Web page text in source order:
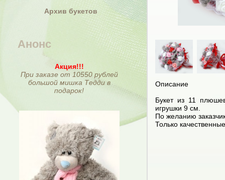
Архив букетов
Анонс
Акция!!!
При заказе от 10550 рублей
большой мишка Тедди в
подарок!
Описание
Букет из 11
игрушки 9 см.
По желанию
Только